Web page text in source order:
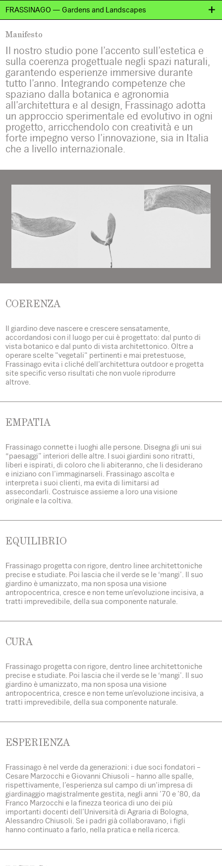
FRASSINAGO — Gardens and Landscapes
Manifesto
Manifesto
Il nostro studio pone l’accento sull’estetica e
sulla coerenza progettuale negli spazi naturali,
garantendo esperienze immersive durante
tutto l’anno. Integrando competenze che
spaziano dalla botanica e agronomia
all’architettura e al design, Frassinago adotta
un approccio sperimentale ed evolutivo in ogni
progetto, arricchendolo con creatività e un
forte impegno verso l’innovazione, sia in Italia
che a livello internazionale.
COERENZA
Il giardino deve nascere e crescere sensatamente,
accordandosi con il luogo per cui è progettato: dal punto di
vista botanico e dal punto di vista architettonico. Oltre a
operare scelte "vegetali" pertinenti e mai pretestuose,
Frassinago evita i cliché dell’architettura outdoor e progetta
site specific verso risultati che non vuole riprodurre
altrove.
EMPATIA
Frassinago connette i luoghi alle persone. Disegna gli uni sui
“paesaggi” interiori delle altre. I suoi giardini sono ritratti,
liberi e ispirati, di coloro che li abiteranno, che li desiderano
e iniziano con l’immaginarseli. Frassinago ascolta e
interpreta i suoi clienti, ma evita di limitarsi ad
assecondarli. Costruisce assieme a loro una visione
originale e la coltiva.
EQUILIBRIO
Frassinago progetta con rigore, dentro linee architettoniche
precise e studiate. Poi lascia che il verde se le ‘mangi’. Il suo
giardino è umanizzato, ma non sposa una visione
antropocentrica, cresce e non teme un’evoluzione incisiva, a
tratti imprevedibile, della sua componente naturale.
CURA
Frassinago progetta con rigore, dentro linee architettoniche
precise e studiate. Poi lascia che il verde se le ‘mangi’. Il suo
giardino è umanizzato, ma non sposa una visione
antropocentrica, cresce e non teme un’evoluzione incisiva, a
tratti imprevedibile, della sua componente naturale.
ESPERIENZA
Frassinago è nel verde da generazioni: i due soci fondatori –
Cesare Marzocchi e Giovanni Chiusoli – hanno alle spalle,
rispettivamente, l’esperienza sul campo di un'impresa di
giardinaggio magistralmente gestita, negli anni ’70 e ’80, da
Franco Marzocchi e la finezza teorica di uno dei più
importanti docenti dell’Università di Agraria di Bologna,
Alessandro Chiusoli. Se i padri già collaboravano, i figli
hanno continuato a farlo, nella pratica e nella ricerca.